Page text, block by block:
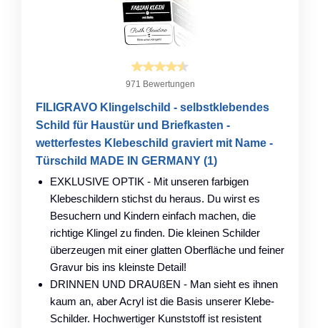
971 Bewertungen
FILIGRAVO Klingelschild - selbstklebendes
Schild für Haustür und Briefkasten -
wetterfestes Klebeschild graviert mit Name -
Türschild MADE IN GERMANY (1)
EXKLUSIVE OPTIK - Mit unseren farbigen
Klebeschildern stichst du heraus. Du wirst es
Besuchern und Kindern einfach machen, die
richtige Klingel zu finden. Die kleinen Schilder
überzeugen mit einer glatten Oberfläche und feiner
Gravur bis ins kleinste Detail!
DRINNEN UND DRAUßEN - Man sieht es ihnen
kaum an, aber Acryl ist die Basis unserer Klebe-
Schilder. Hochwertiger Kunststoff ist resistent